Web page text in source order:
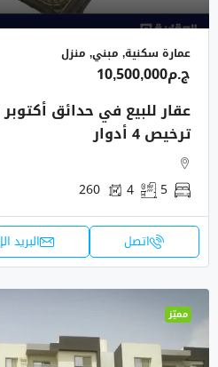
عمارة سكنية, مبني, منزل
ج.م10,500,000
عقار للبيع في حدائق
ترخيص 4 أدوار
5
4
260
اتصل البريد
مميّز